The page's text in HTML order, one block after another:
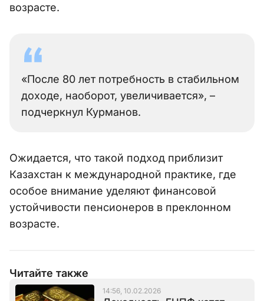
возрасте.
«После 80 лет потребность в стабильном
доходе, наоборот, увеличивается», –
подчеркнул Курманов.
Ожидается, что такой подход приблизит
Казахстан к международной практике, где
особое внимание уделяют финансовой
устойчивости пенсионеров в преклонном
возрасте.
Читайте также
14:56, 10.02.2026